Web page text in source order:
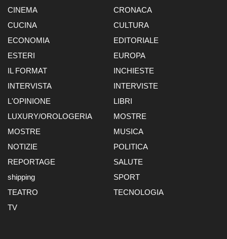
CINEMA
CRONACA
CUCINA
CULTURA
ECONOMIA
EDITORIALE
ESTERI
EUROPA
IL FORMAT
INCHIESTE
INTERVISTA
INTERVISTE
L'OPINIONE
LIBRI
LUXURY/OROLOGERIA
MOSTRE
MOSTRE
MUSICA
NOTIZIE
POLITICA
REPORTAGE
SALUTE
shipping
SPORT
TEATRO
TECNOLOGIA
TV